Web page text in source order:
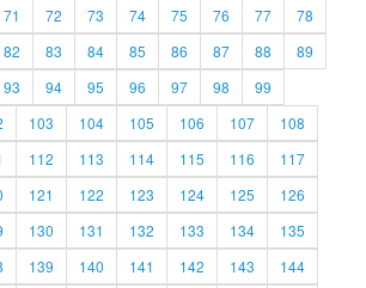
71 72 73 74 75 76 77
78
82 83 84 85 86 87 88
89
93 94 95 96 97 98
99
103 104 105 106 107
108
112 113 114 115 116
117
121 122 123 124 125
126
130 131 132 133 134
135
139 140 141 142 143
144